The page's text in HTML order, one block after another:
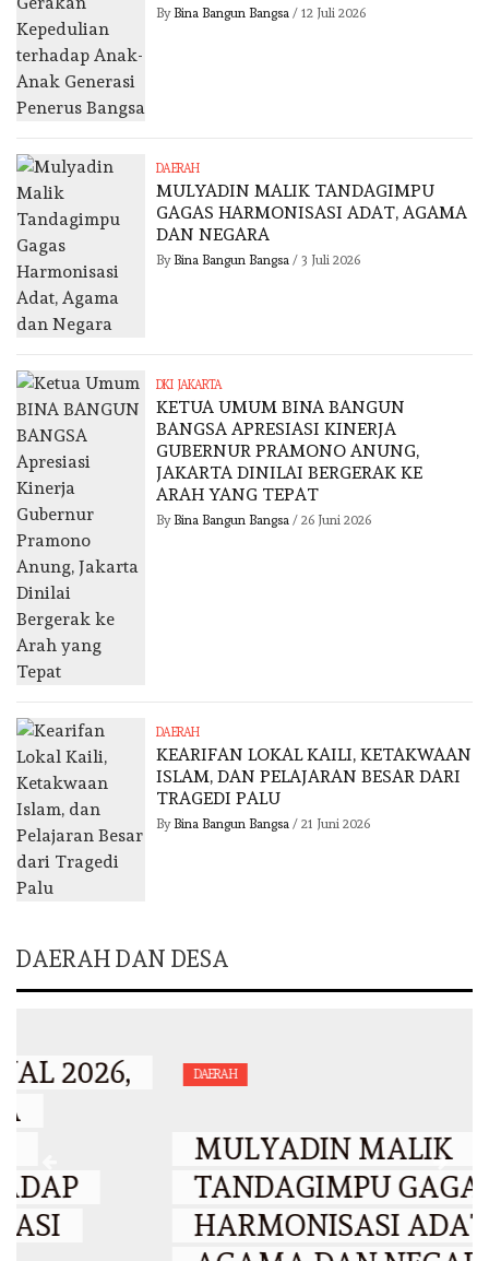
By Bina Bangun Bangsa/ 12 Juli 2026
DAERAH
MULYADIN MALIK TANDAGIMPU
GAGAS HARMONISASI ADAT, AGAMA
DAN NEGARA
By Bina Bangun Bangsa/ 3 Juli 2026
DKI JAKARTA
KETUA UMUM BINA BANGUN
BANGSA APRESIASI KINERJA
GUBERNUR PRAMONO ANUNG,
JAKARTA DINILAI BERGERAK KE
ARAH YANG TEPAT
By Bina Bangun Bangsa/ 26 Juni 2026
DAERAH
KEARIFAN LOKAL KAILI, KETAKWAAN
ISLAM, DAN PELAJARAN BESAR DARI
TRAGEDI PALU
By Bina Bangun Bangsa/ 21 Juni 2026
DAERAH DAN DESA
DAERAH
MULYADIN MALIK
TANDAGIMPU GAGAS
HARMONISASI ADAT,